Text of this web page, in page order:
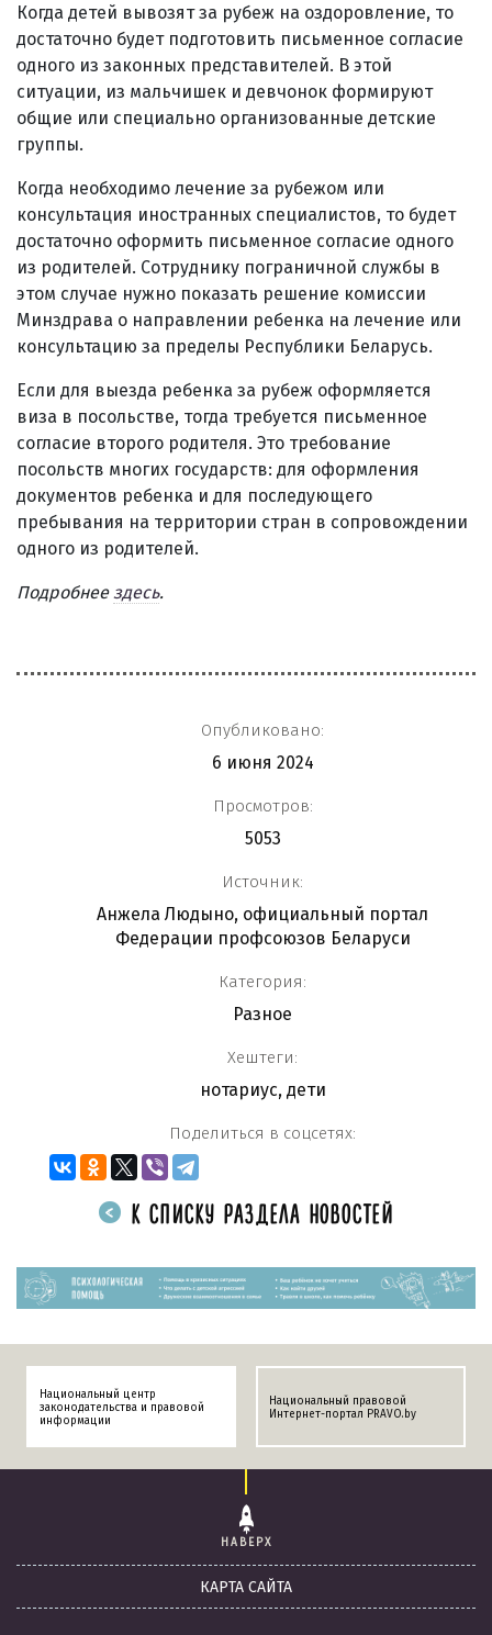
Когда детей вывозят за рубеж на оздоровление, то
достаточно будет подготовить письменное согласие
одного из законных представителей. В этой
ситуации, из мальчишек и девчонок формируют
общие или специально организованные детские
группы.
Когда необходимо лечение за рубежом или
консультация иностранных специалистов, то будет
достаточно оформить письменное согласие одного
из родителей. Сотруднику пограничной службы в
этом случае нужно показать решение комиссии
Минздрава о направлении ребенка на лечение или
консультацию за пределы Республики Беларусь.
Если для выезда ребенка за рубеж оформляется
виза в посольстве, тогда требуется письменное
согласие второго родителя. Это требование
посольств многих государств: для оформления
документов ребенка и для последующего
пребывания на территории стран в сопровождении
одного из родителей.
Подробнее здесь.
Опубликовано:
6 июня 2024
Просмотров:
5053
Источник:
Анжела Людыно, официальный портал
Федерации профсоюзов Беларуси
Категория:
Разное
Хештеги:
нотариус, дети
Поделиться в соцсетях:
К СПИСКУ РАЗДЕЛА НОВОСТЕЙ
Национальный центр
законодательства и правовой
информации
Национальный правовой
Интернет-портал PRAVO.by
НАВЕРХ
КАРТА САЙТА